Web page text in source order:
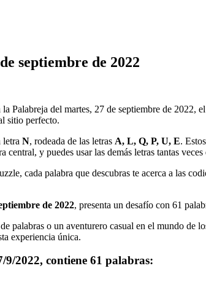
septiembre de 2022
Palabreja del martes, 27 de septiembre de 2022,
sitio perfecto.
letra N, rodeada de las letras A, L, Q, P, U, E.
y puedes usar las demás letras tantas veces
cada palabra que descubras te acerca a las
de 2022, presenta un desafío con 61
palabras o un aventurero casual en el mundo
experiencia única.
9/2022, contiene 61 palabras: